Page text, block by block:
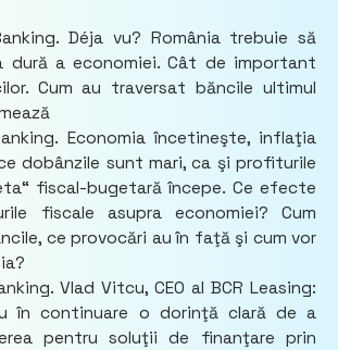
Déja vu? România trebuie să
dură a economiei. Cât de important
Cum au traversat băncile ultimul
Economia încetineşte, inflaţia
dobânzile sunt mari, ca şi profiturile
fiscal-bugetară începe. Ce efecte
fiscale asupra economiei? Cum
ce provocări au în faţă şi cum vor
Vlad Vitcu, CEO al BCR Leasing:
în continuare o dorinţă clară de a
pentru soluţii de finanţare prin